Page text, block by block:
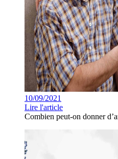
10/09/2021
Lire l'article
Combien peut-on donner